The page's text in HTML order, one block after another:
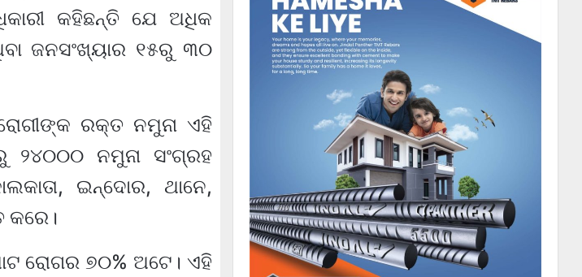
କହିଛନ୍ତି ଯେ ଅଧିକ
ଜନସଂଖ୍ୟାର ୧୫ରୁ ୩୦
ରକ୍ତ ନମୁନା ଏହି
ନମୁନା ସଂଗ୍ରହ
ଇନ୍ଦୋର, ଥାନେ,
କରେ।
ରୋଗର ୭୦% ଅଟେ। ଏହି